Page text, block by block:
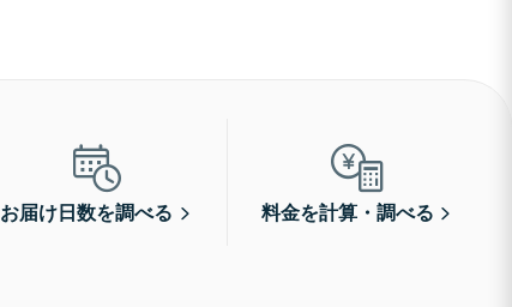
お届け日数を調べる 料金を計算・調べる